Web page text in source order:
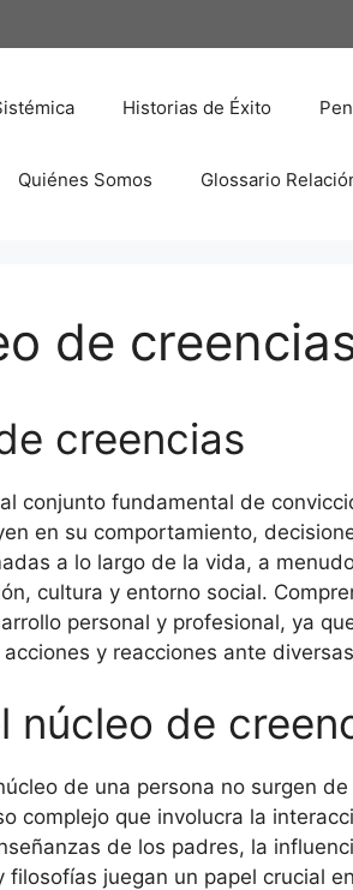
Historias de Éxito
Quiénes Somos Glossario
de
creencias
conjunto fundamental de
en su comportamiento,
a lo largo de la vida, a
cultura y entorno social.
personal y profesional, ya
y reacciones ante
núcleo de
de una persona no surgen
complejo que involucra la
de los padres, la
juegan un papel crucial